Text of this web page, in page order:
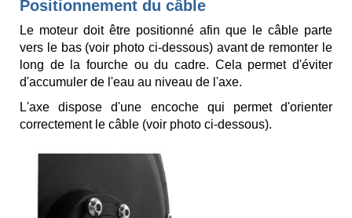
Positionnement du câble
Le moteur doit être positionné afin que le câble parte
vers le bas (voir photo ci-dessous) avant de remonter le
long de la fourche ou du cadre. Cela permet d'éviter
d'accumuler de l'eau au niveau de l'axe.
L'axe dispose d'une encoche qui permet d'orienter
correctement le câble (voir photo ci-dessous).